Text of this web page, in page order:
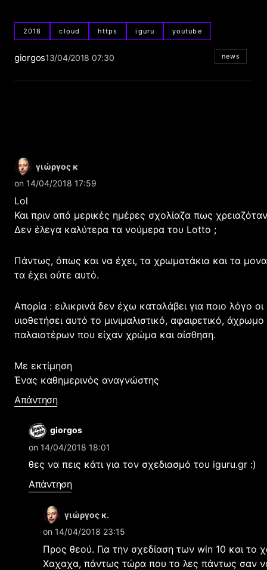
2018 cloud https iguru youtube
giorgos13/04/2018 07:30 news
γιώργος κ
on 14/04/2018 17:59
Lol
Και πριν από μερικές ημέρες σχολίαζα πως
Δεν έλεγα καλύτερα τα νούμερα του Lotto ;
Πάντως, όπως και να έχει, τα χρωματάκια και τα
τα έχει ούτε αυτό.
Απορία : ειλικρινά δεν έχω καταλάβει για ποιο λόγο
υιοθετήσει αυτό το μινιμαλιστικό, αφαιρετικό,
παλαιοτέρων που είχαν χρώμα και αίσθηση.
Με εκτίμηση
Ένας καθημερινός αναγνώστης
Απάντηση
giorgos
on 14/04/2018 18:01
θες να πεις κάτι για τον σχεδιασμό του iguru.gr :)
Απάντηση
γιώργος κ.
on 14/04/2018 23:15
Προς θεού. Για την σχεδίαση των win 10 και το
Χαχαχα, πάντως τώρα που το λες πάντως σαν